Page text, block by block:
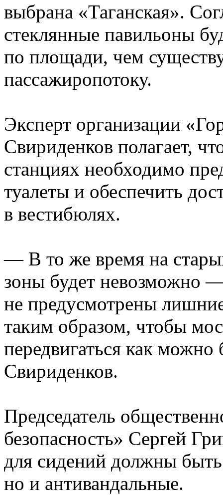
выбрана «Таганская».
стеклянные павильоны
по площади, чем
пассажиропотоку.
Эксперт организации
Свириденков полагает,
станциях необходимо
туалеты и обеспечить
в вестибюлях.
— В то же время на
зоны будет невозможно
не предусмотрены
таким образом, чтобы
передвигаться как
Свириденков.
Председатель
безопасность» Сергей
для сидений должны
но и антивандальные.